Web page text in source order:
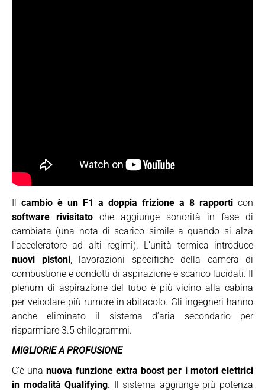
Il cambio è un F1 a doppia frizione a 8 rapporti con
software rivisitato che aggiunge sonorità in fase di
cambiata (una nota di scarico simile a quando si alza
l’acceleratore ad alti regimi). L’unità termica introduce
nuovi pistoni, lavorazioni specifiche della camera di
combustione e condotti di aspirazione e scarico lucidati. Il
plenum di aspirazione del tubo è più vicino alla cabina
per veicolare più rumore in abitacolo. Gli ingegneri hanno
anche eliminato il sistema d’aria secondario per
risparmiare 3.5 chilogrammi.
MIGLIORIE A PROFUSIONE
C’è unanuova funzione extra boost per i motori elettrici
in modalità Qualifying. Il sistema aggiunge più potenza